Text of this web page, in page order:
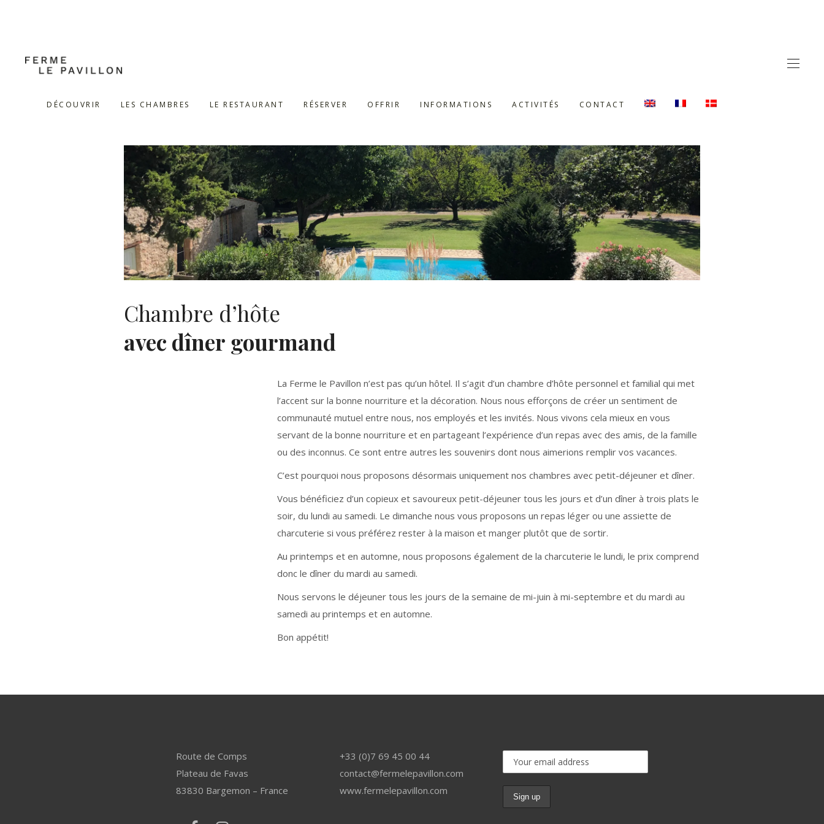
DÉCOUVRIR LES CHAMBRES LE RESTAURANT RÉSERVER OFFRIR INFORMATIONS ACTIVITÉS CONTACT
Chambre d’hôte
avec dîner gourmand
La Ferme le Pavillon n’est pas qu’un hôtel. Il s’agit d’un chambre d’hôte personnel et familial qui met
l’accent sur la bonne nourriture et la décoration. Nous nous efforçons de créer un sentiment de
communauté mutuel entre nous, nos employés et les invités. Nous vivons cela mieux en vous
servant de la bonne nourriture et en partageant l’expérience d’un repas avec des amis, de la famille
ou des inconnus. Ce sont entre autres les souvenirs dont nous aimerions remplir vos vacances.
C’est pourquoi nous proposons désormais uniquement nos chambres avec petit-déjeuner et dîner.
Vous bénéficiez d’un copieux et savoureux petit-déjeuner tous les jours et d’un dîner à trois plats le
soir, du lundi au samedi. Le dimanche nous vous proposons un repas léger ou une assiette de
charcuterie si vous préférez rester à la maison et manger plutôt que de sortir.
Au printemps et en automne, nous proposons également de la charcuterie le lundi, le prix comprend
donc le dîner du mardi au samedi.
Nous servons le déjeuner tous les jours de la semaine de mi-juin à mi-septembre et du mardi au
samedi au printemps et en automne.
Bon appétit!
Route de Comps
Plateau de Favas
83830 Bargemon – France
+33 (0)7 69 45 00 44
contact@fermelepavillon.com
www.fermelepavillon.com